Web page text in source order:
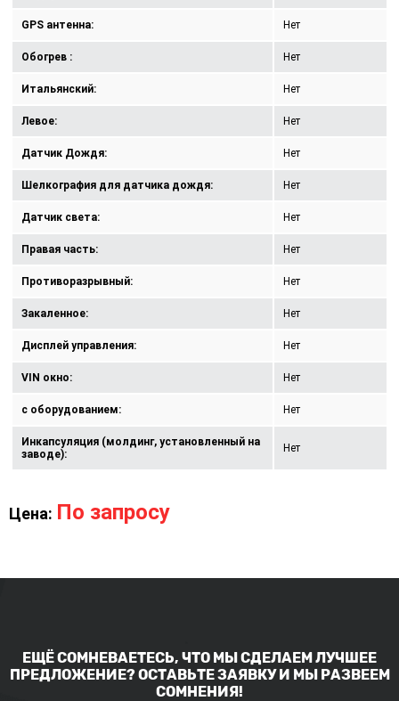
GPS антенна: Нет
Обогрев : Нет
Итальянский: Нет
Левое: Нет
Датчик Дождя: Нет
Шелкография для датчика дождя: Нет
Датчик света: Нет
Правая часть: Нет
Противоразрывный: Нет
Закаленное: Нет
Дисплей управления: Нет
VIN окно: Нет
с оборудованием: Нет
Инкапсуляция (молдинг, установленный на
заводе):
Нет
Цена: По запросу
ЕЩЁ СОМНЕВАЕТЕСЬ, ЧТО МЫ СДЕЛАЕМ ЛУЧШЕЕ
ПРЕДЛОЖЕНИЕ? ОСТАВЬТЕ ЗАЯВКУ И МЫ РАЗВЕЕМ
СОМНЕНИЯ!